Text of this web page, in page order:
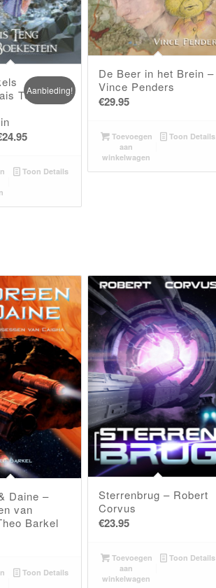
Teng
24.95Huidige
is:
Aanbieding!
Toon Details
De Beer in het Brein –
Vince Penders
€29.95
Toevoegen
aan
winkelwagen
Toon Details
Daine –
van
Barkel
Toon Details
Sterrenbrug – Robert
Corvus
€23.95
Toevoegen
aan
winkelwagen
Toon Details